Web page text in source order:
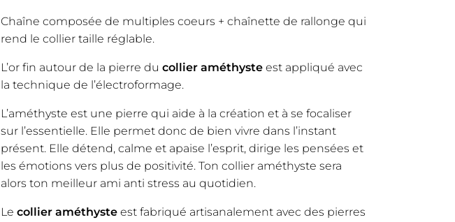
Chaîne composée de multiples coeurs + chaînette de rallonge qui
rend le collier taille réglable.
L’or fin autour de la pierre du collier améthysteest appliqué avec
la technique de l’électroformage.
L’améthyste est une pierre qui aide à la création et à se focaliser
sur l’essentielle. Elle permet donc de bien vivre dans l’instant
présent. Elle détend, calme et apaise l’esprit, dirige les pensées et
les émotions vers plus de positivité. Ton collier améthyste sera
alors ton meilleur ami anti stress au quotidien.
Le collier améthysteest fabriqué artisanalement avec des pierres